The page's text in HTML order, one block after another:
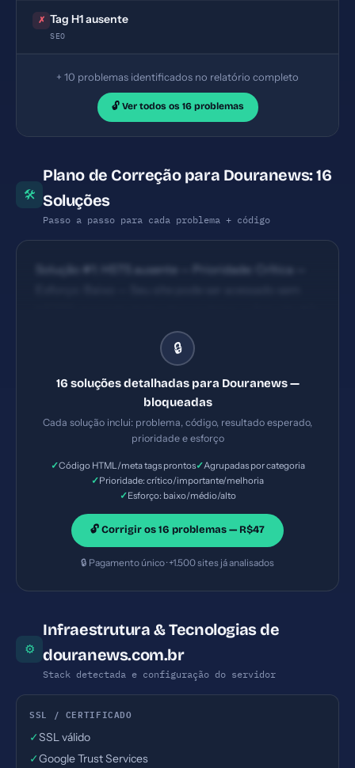
✗ Tag H1 ausente
SEO
+ 10 problemas identificados no relatório completo
🔓 Ver todos os 16 problemas
🛠
Plano de Correção para Douranews: 16
Soluções
Passo a passo para cada problema + código
Solução #1: HSTS ausente — Prioridade: Crítica —
Content Security Policy ausente — Prioridade:
Crítica — Esforço: Baixo — Seu site está vulnerável a
Solução #5: Meta description com 36 caracteres
(ideal: 120-160) — Prioridade: Importante —
🔒
16 soluções detalhadas para Douranews —
bloqueadas
Cada solução inclui: problema, código, resultado esperado,
prioridade e esforço
✓Código HTML/meta tags prontos✓Agrupadas por categoria
✓Prioridade: crítico/importante/melhoria
✓Esforço: baixo/médio/alto
🔓 Corrigir os 16 problemas — R$47
🔒 Pagamento único · +1.500 sites já analisados
⚙
Infraestrutura & Tecnologias de
douranews.com.br
Stack detectada e configuração do servidor
SSL / CERTIFICADO
✓SSL válido
✓Google Trust Services